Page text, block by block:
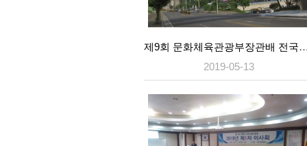
제9회 문화체육관광부장관배
2019-05-13